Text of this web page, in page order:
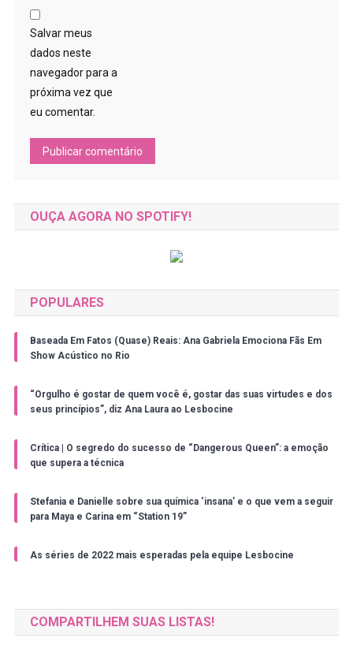
Salvar meus
dados neste
navegador para a
próxima vez que
eu comentar.
OUÇA AGORA NO SPOTIFY!
POPULARES
Baseada Em Fatos (Quase) Reais: Ana Gabriela Emociona Fãs Em
Show Acústico no Rio
“Orgulho é gostar de quem você é, gostar das suas virtudes e dos
seus princípios”, diz Ana Laura ao Lesbocine
Crítica | O segredo do sucesso de “Dangerous Queen”: a emoção
que supera a técnica
Stefania e Danielle sobre sua química ‘insana’ e o que vem a seguir
para Maya e Carina em “Station 19”
As séries de 2022 mais esperadas pela equipe Lesbocine
COMPARTILHEM SUAS LISTAS!